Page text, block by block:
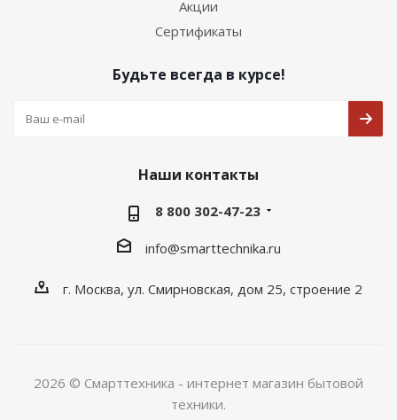
Акции
Сертификаты
Будьте всегда в курсе!
Наши контакты
8 800 302-47-23
info@smarttechnika.ru
г. Москва, ул. Смирновская, дом 25, строение 2
2026 © Смарттехника - интернет магазин бытовой
техники.